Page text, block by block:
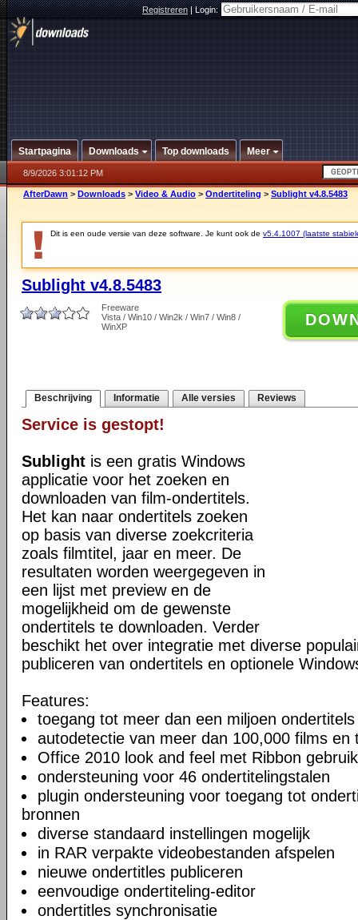
Registreren|Login:
Startpagina Downloads Top downloads Meer
8/9/2026 3:01:12 PM
AfterDawn > Downloads > Video & Audio > Ondertiteling > Sublight v4.8.5483
Dit is een oude versie van deze software. Je kunt ook de v5.4.1007 (laatste
Sublight v4.8.5483
Freeware
Vista / Win10 / Win2k / Win7 / Win8 /
WinXP
Beschrijving Informatie Alle versies Reviews
Service is gestopt!
Sublight is een gratis Windows
applicatie voor het zoeken en
downloaden van film-ondertitels.
Het kan naar ondertitels zoeken
op basis van diverse zoekcriteria
zoals filmtitel, jaar en meer. De
resultaten worden weergegeven in
een lijst met preview en de
mogelijkheid om de gewenste
ondertitels te downloaden. Verder
beschikt het over integratie met diverse
publiceren van ondertitels en optionele
Features:
toegang tot meer dan een miljoen ondertitels
autodetectie van meer dan 100,000 films en
Office 2010 look and feel met Ribbon
ondersteuning voor 46 ondertitelingstalen
plugin ondersteuning voor toegang tot
bronnen
diverse standaard instellingen mogelijk
in RAR verpakte videobestanden afspelen
nieuwe ondertitles publiceren
eenvoudige ondertiteling-editor
ondertitles synchronisatie